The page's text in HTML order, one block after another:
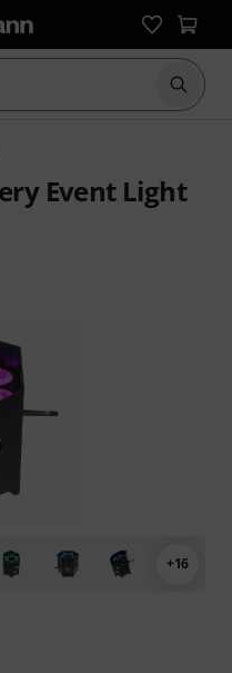
Suche
Event Light
20 Kundenbewertungen
+16